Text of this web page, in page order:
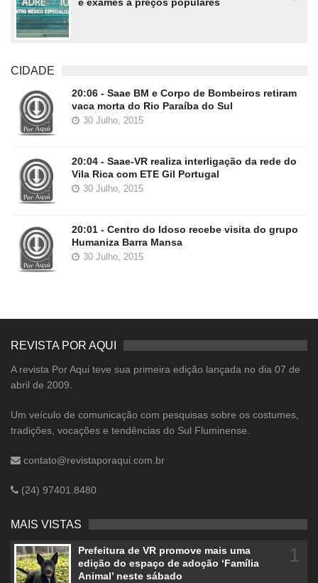
CIDADE
20:06 - Saae BM e Corpo de Bombeiros retiram
vaca morta do Rio Paraíba do Sul
30 Julho, 2015
20:04 - Saae-VR realiza interligação da rede do
Vila Rica com ETE Gil Portugal
30 Julho, 2015
20:01 - Centro do Idoso recebe visita do grupo
Humaniza Barra Mansa
30 Julho, 2015
REVISTA POR AQUI
A revista Por Aqui teve sua primeira edição lançada no dia 07 de
abril de 2009.
Um veículo de comunicação com pesquisas sobre os costumes,
tradições, vocações e tendências do Sul Fluminense.
contato@revistaporaqui.com.br
(24) 97401.8480
MAIS VISTAS
Prefeitura de VR promove mais uma
edição do espaço de adoção ‘Família
Animal’ neste sábado
1